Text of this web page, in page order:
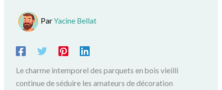
ParYacine Bellat
Le charme intemporel des parquets en bois vieilli
continue de séduire les amateurs de décoration